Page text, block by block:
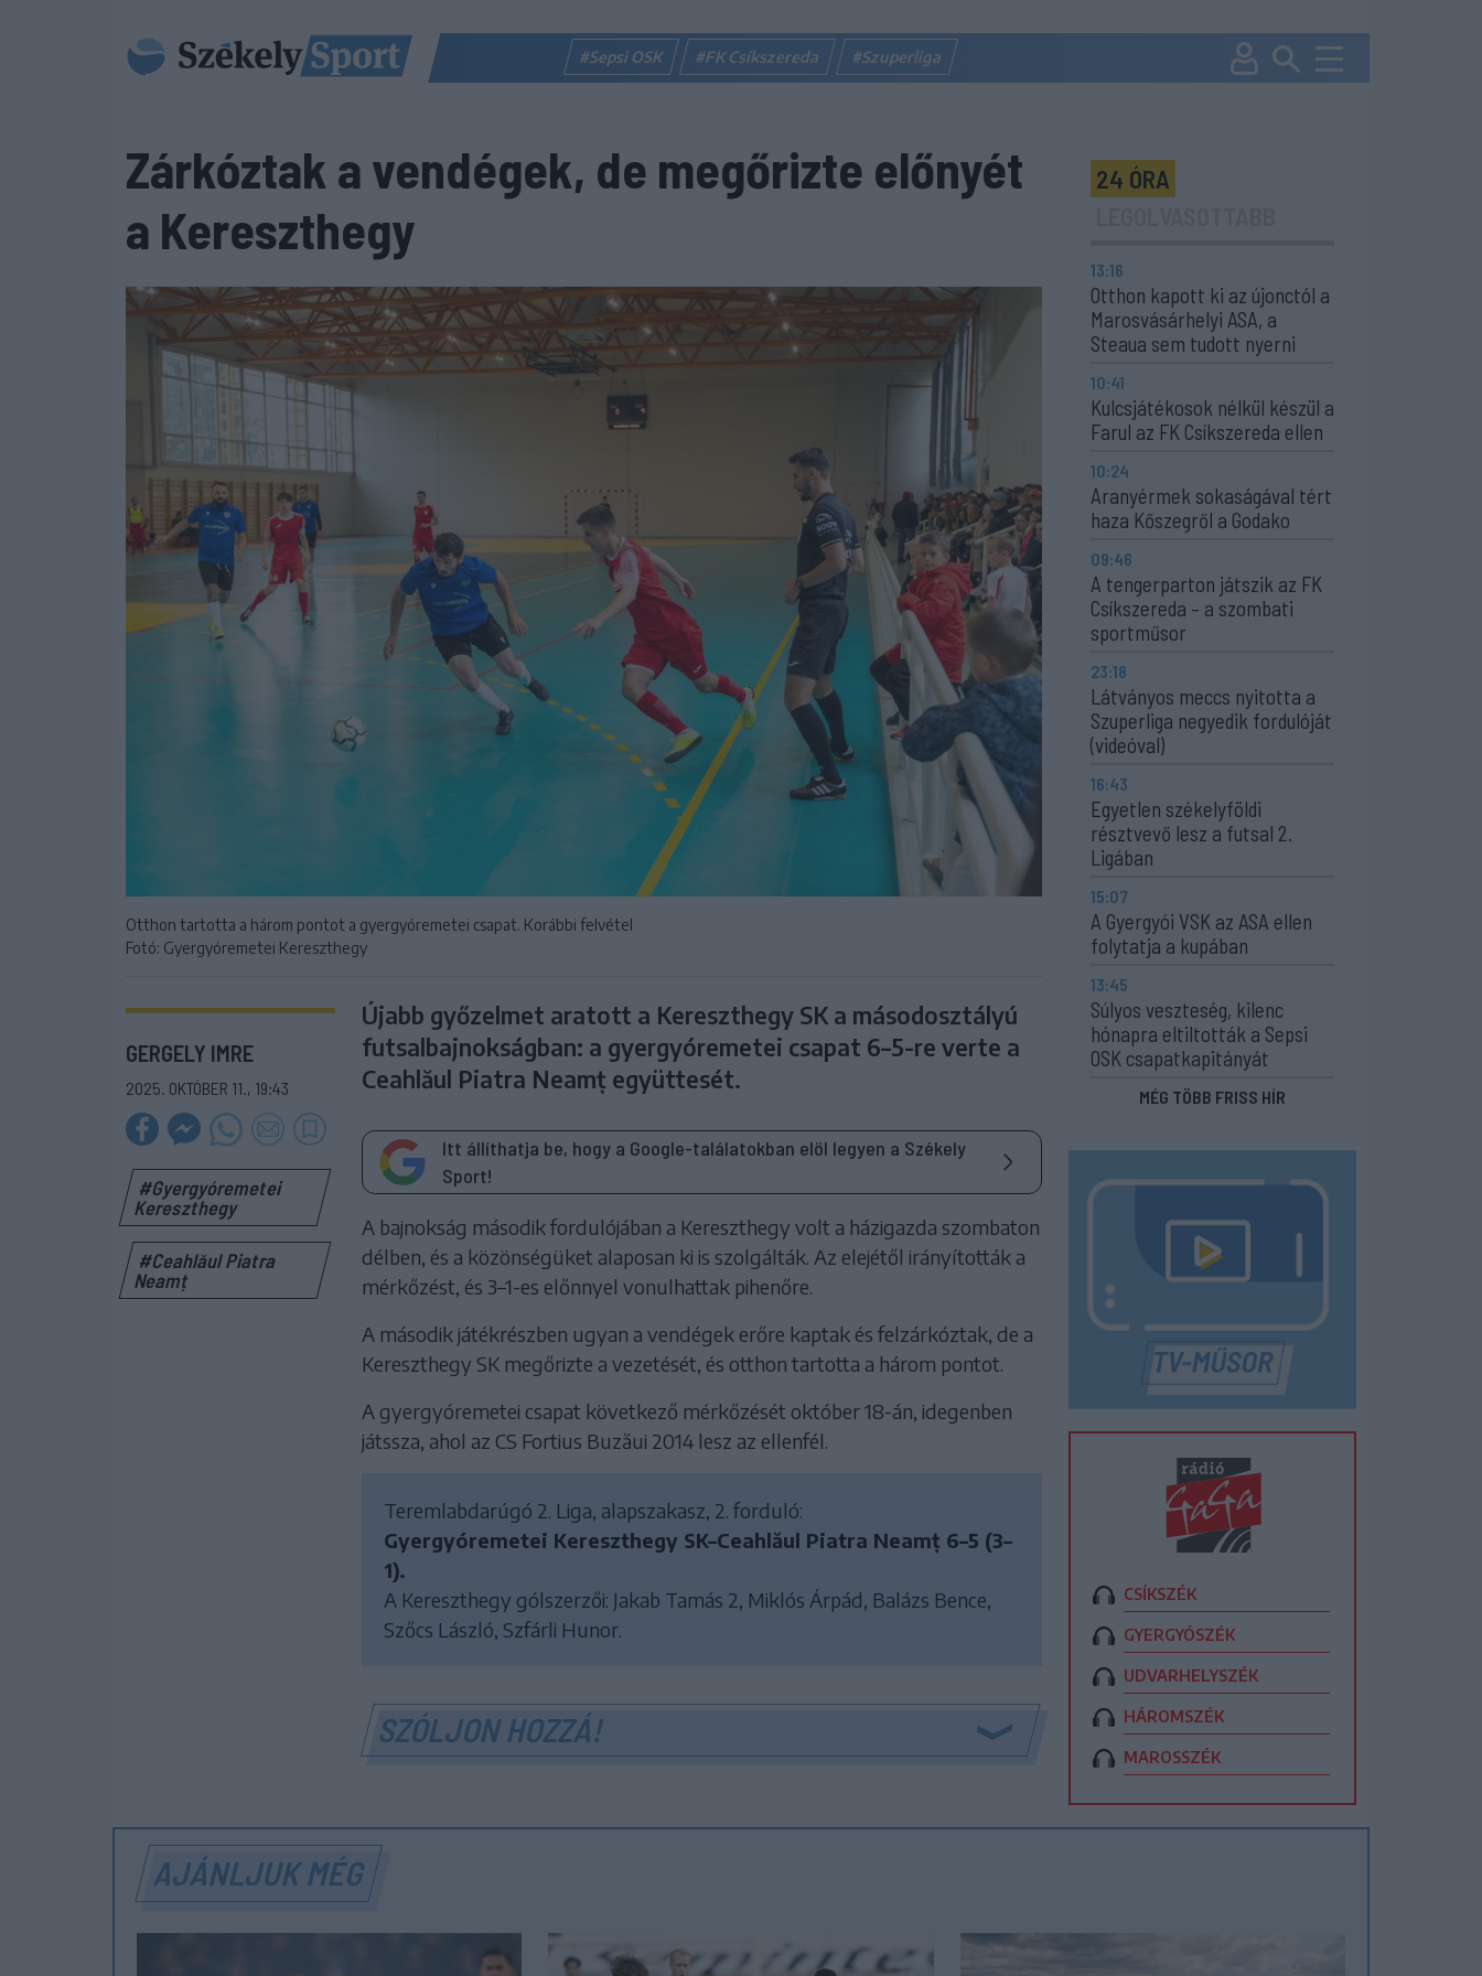
#Sepsi OSK #FK Csíkszereda #Szuperliga
Zárkóztak a vendégek, de megőrizte előnyét
a Kereszthegy
Otthon tartotta a három pontot a gyergyóremetei csapat. Korábbi felvétel
Fotó: Gyergyóremetei Kereszthegy
GERGELY IMRE
2025. OKTÓBER 11., 19:43
#Gyergyóremetei
Kereszthegy
#Ceahlăul Piatra
Neamț
Újabb győzelmet aratott a Kereszthegy SK a másodosztályú
futsalbajnokságban: a gyergyóremetei csapat 6–5-re verte a
Ceahlăul Piatra Neamț együttesét.
Itt állíthatja be, hogy a Google-találatokban elöl legyen a Székely
Sport!
A bajnokság második fordulójában a Kereszthegy volt a házigazda szombaton
délben, és a közönségüket alaposan ki is szolgálták. Az elejétől irányították a
mérkőzést, és 3–1-es előnnyel vonulhattak pihenőre.
A második játékrészben ugyan a vendégek erőre kaptak és felzárkóztak, de a
Kereszthegy SK megőrizte a vezetését, és otthon tartotta a három pontot.
A gyergyóremetei csapat következő mérkőzését október 18-án, idegenben
játssza, ahol az CS Fortius Buzăui 2014 lesz az ellenfél.
Teremlabdarúgó 2. Liga, alapszakasz, 2. forduló:
Gyergyóremetei Kereszthegy SK–Ceahlăul Piatra Neamț 6–5 (3–
1).
A Kereszthegy gólszerzői: Jakab Tamás 2, Miklós Árpád, Balázs Bence,
Szőcs László, Szfárli Hunor.
SZÓLJON HOZZÁ!
24 ÓRA
13:16
Otthon kapott ki az újonctól a
Marosvásárhelyi ASA, a
Steaua sem tudott nyerni
10:41
Kulcsjátékosok nélkül készül a
Farul az FK Csíkszereda ellen
10:24
Aranyérmek sokaságával tért
haza Kőszegről a Godako
09:46
A tengerparton játszik az FK
Csíkszereda – a szombati
sportműsor
23:18
Látványos meccs nyitotta a
Szuperliga negyedik fordulóját
(videóval)
16:43
Egyetlen székelyföldi
résztvevő lesz a futsal 2.
Ligában
15:07
A Gyergyói VSK az ASA ellen
folytatja a kupában
13:45
Súlyos veszteség, kilenc
hónapra eltiltották a Sepsi
OSK csapatkapitányát
MÉG TÖBB FRISS HÍR
CSÍKSZÉK
GYERGYÓSZÉK
UDVARHELYSZÉK
HÁROMSZÉK
MAROSSZÉK
AJÁNLJUK MÉG